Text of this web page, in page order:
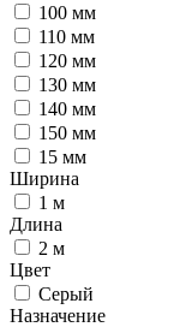
100 мм
110 мм
120 мм
130 мм
140 мм
150 мм
15 мм
Ширина
1 м
Длина
2 м
Цвет
Серый
Назначение